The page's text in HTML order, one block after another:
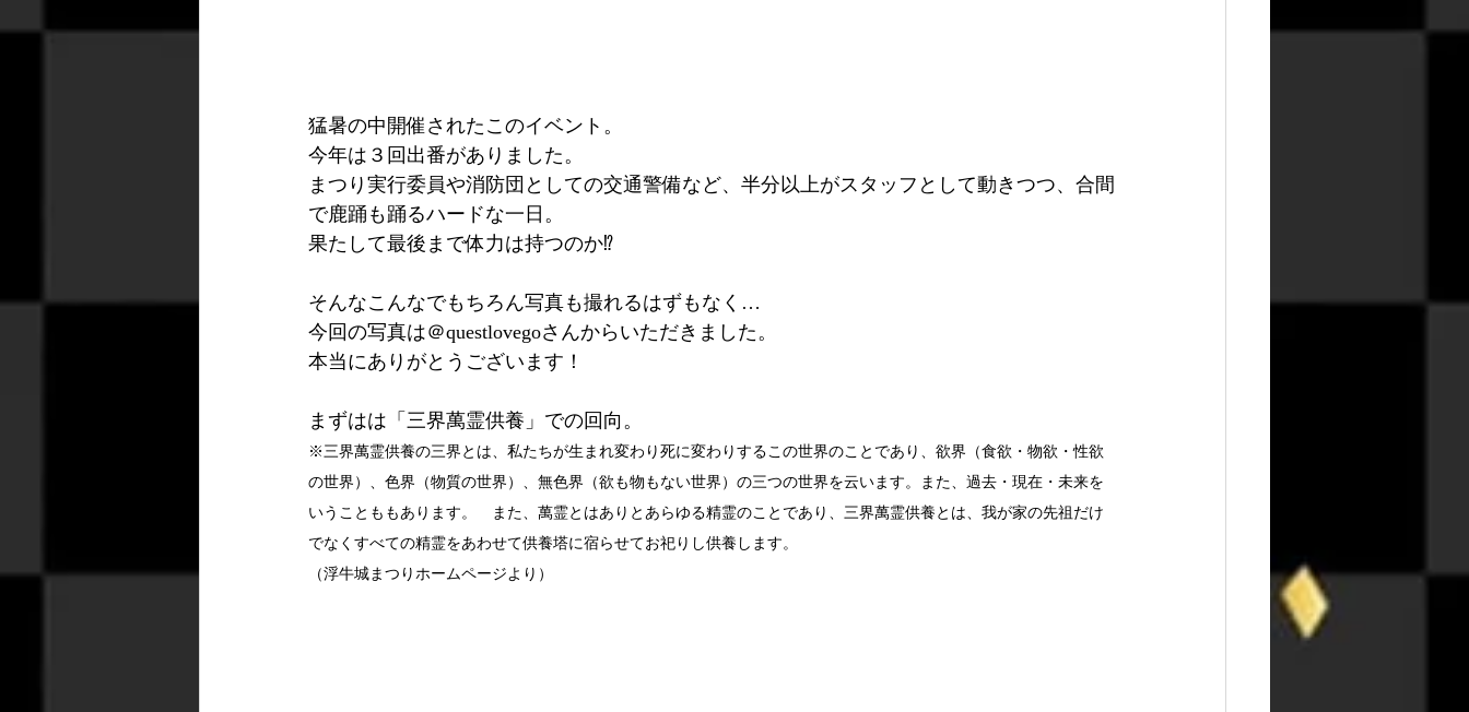
猛暑の中開催されたこのイベント。
今年は３回出番がありました。
まつり実行委員や消防団としての交通警備など、半分以上がスタッフとして動きつつ、合間
で鹿踊も踊るハードな一日。
果たして最後まで体力は持つのか⁉
そんなこんなでもちろん写真も撮れるはずもなく…
今回の写真は＠questlovegoさんからいただきました。
本当にありがとうございます！
まずはは「三界萬霊供養」での回向。
※三界萬霊供養の三界とは、私たちが生まれ変わり死に変わりするこの世界のことであり、欲界（食欲・物欲・性欲
の世界）、色界（物質の世界）、無色界（欲も物もない世界）の三つの世界を云います。また、過去・現在・未来を
いうことももあります。　また、萬霊とはありとあらゆる精霊のことであり、三界萬霊供養とは、我が家の先祖だけ
でなくすべての精霊をあわせて供養塔に宿らせてお祀りし供養します。
（浮牛城まつりホームページより）